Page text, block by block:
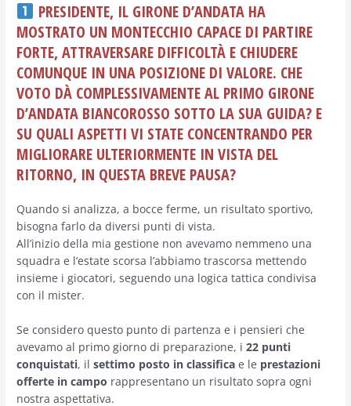
PRESIDENTE, IL GIRONE D’ANDATA HA
MOSTRATO UN MONTECCHIO CAPACE DI PARTIRE
FORTE, ATTRAVERSARE DIFFICOLTÀ E CHIUDERE
COMUNQUE IN UNA POSIZIONE DI VALORE. CHE
VOTO DÀ COMPLESSIVAMENTE AL PRIMO GIRONE
D’ANDATA BIANCOROSSO SOTTO LA SUA GUIDA? E
SU QUALI ASPETTI VI STATE CONCENTRANDO PER
MIGLIORARE ULTERIORMENTE IN VISTA DEL
RITORNO, IN QUESTA BREVE PAUSA?
Quando si analizza, a bocce ferme, un risultato sportivo,
bisogna farlo da diversi punti di vista.
All’inizio della mia gestione non avevamo nemmeno una
squadra e l’estate scorsa l’abbiamo trascorsa mettendo
insieme i giocatori, seguendo una logica tattica condivisa
con il mister.
Se considero questo punto di partenza e i pensieri che
avevamo al primo giorno di preparazione, i22 punti
conquistati, ilsettimo posto in classifica e le prestazioni
offerte in campo rappresentano un risultato sopra ogni
nostra aspettativa.